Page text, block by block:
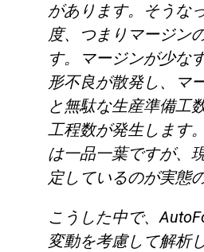
があります。そうな
度、つまりマージン
す。マージンが少な
形不良が散発し、マ
と無駄な生産準備工
工程数が発生します
は一品一葉ですが、
定しているのが実態
こうした中で、
変動を考慮して解析